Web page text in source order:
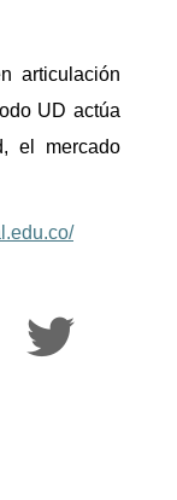
articulación
UD actúa
el mercado